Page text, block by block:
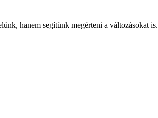
hanem segítünk megérteni a változásokat is.